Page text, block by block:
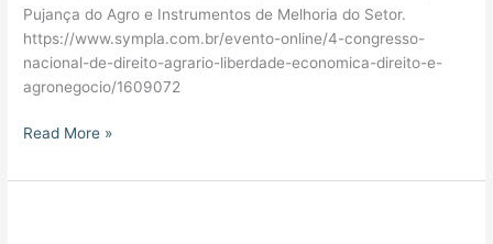
Pujança do Agro e Instrumentos de Melhoria do Setor.
https://www.sympla.com.br/evento-online/4-congresso-
nacional-de-direito-agrario-liberdade-economica-direito-e-
agronegocio/1609072
Read More »